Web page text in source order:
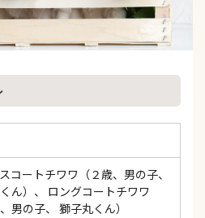
コートチワワ（２歳、男の子、
ん）、 ロングコートチワワ
、男の子、 獅子丸くん）